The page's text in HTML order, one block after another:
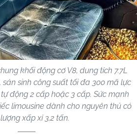
khối động cơ V8, dung tích 7.7L
sinh công suất tối đa 300 mã lực
động 2 cấp hoặc 3 cấp. Sức mạnh
limousine dành cho nguyên thủ có
xấp xỉ 3,2 tấn.